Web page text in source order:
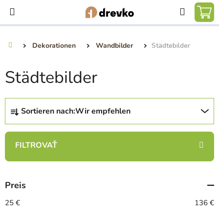
Inhalt
springen
Suchen
Dekorationen Wandbilder Städtebilder
Städtebilder
P
o
u
t
s
o
Sortieren nach:Wir empfehlen
Preis
25 € 136 €